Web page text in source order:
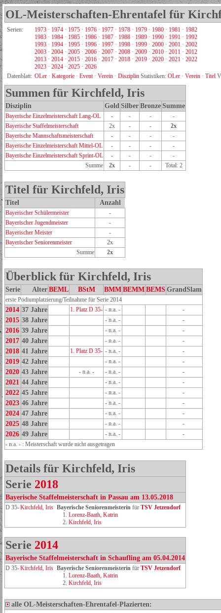
OL-Meisterschaften-Ehrentafel für
Serien: 1973 · 1974 · 1975 · 1976 · 1977 · 1978 · 1979 · 1980 · 1981 · 1982
1983 · 1984 · 1985 · 1986 · 1987 · 1988 · 1989 · 1990 · 1991 · 1992
1993 · 1994 · 1995 · 1996 · 1997 · 1998 · 1999 · 2000 · 2001 · 2002
2003 · 2004 · 2005 · 2006 · 2007 · 2008 · 2009 · 2010 · 2011 · 2012
2013 · 2014 · 2015 · 2016 · 2017 · 2018 · 2019 · 2020 · 2021 · 2022
2023 · 2024 · 2025 · 2026
Datenblatt: OLer · Kategorie · Event· Verein · Disziplin Statistiken: OLer · Verein · Titel
Summen für Kirchfeld, Iris
Disziplin Gold Silber Bronze Summe
Bayerische Einzelmeisterschaft Lang-OL - - -
-
Bayerische Staffelmeisterschaft
2x - -
2x
Bayerische Mannschaftsmeisterschaft
- - -
-
Bayerische Einzelmeisterschaft Mittel-OL
- - -
-
Bayerische Einzelmeisterschaft Sprint-OL
- - -
-
Summe
2x - - Total: 2
Titel für Kirchfeld, Iris
Titel Anzahl
Bayerischer Schülermeister
-
Bayerischer Jugendmeister
-
Bayerischer Meister
-
Bayerischer Seniorenmeister
2x
Summe
2x
Überblick für Kirchfeld, Iris
Serie Alter BEML BStM BMM BEMM BEMS GrandSlam
erste Podiumplatzierung/Teilnahme für Serie 2014
2014 37 Jahre 1. Platz D 35- - n.a. - -
2015 38 Jahre - n.a. - -
2016 39 Jahre - n.a. - -
2017 40 Jahre - n.a. - -
2018 41 Jahre 1. Platz D 35- - n.a. - -
2019 42 Jahre - n.a. - -
2020 43 Jahre - n.a. - - n.a. - -
2021 44 Jahre - n.a. - -
2022 45 Jahre - n.a. - -
2023 46 Jahre - n.a. - -
2024 47 Jahre - n.a. - -
2025 48 Jahre - n.a. - -
2026 49 Jahre - n.a. -
-
- n.a. - : Meisterschaft wurde nicht ausgetragen
Details für Kirchfeld, Iris
Serie 2018
Bayerische Staffelmeisterschaft in Passau am 13.05.2018
D 35-Kirchfeld, Iris Bayerische Seniorenmeisterin für TSV Jetzendorf
1. Lorenz‑Baath, Katrin
2. Kirchfeld, Iris
Serie 2014
Bayerische Staffelmeisterschaft in Schaufling am 05.04.2014
D 35-Kirchfeld, Iris Bayerische Seniorenmeisterin für TSV Jetzendorf
1. Lorenz‑Baath, Katrin
2. Kirchfeld, Iris
alle OL-Meisterschaften-Ehrentafel-Plazierten: